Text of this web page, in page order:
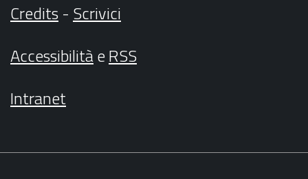
Credits- Scrivici
AccessibilitàeRSS
Intranet